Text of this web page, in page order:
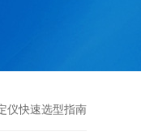
仪快速选型指南